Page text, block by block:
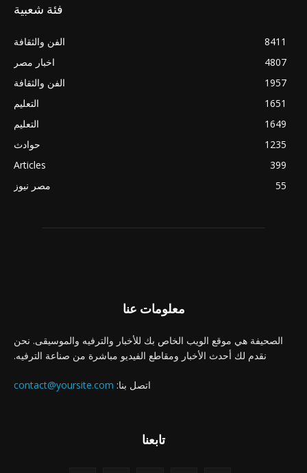
فئة شعبية
الفن والثقافة
8411
اخبار مصر
4807
الفن والثقافة
1957
التعليم
1651
التعليم
1649
حوادث
1235
Articles
399
مصر نيوز
55
معلومات عنا
الصحيفة هي موقع الويب الخاص بك للأخبار والترفيه والموسيقى. نحن
نقدم لك أحدث الأخبار ومقاطع الفيديو مباشرة من صناعة الترفيه.
اتصل بنا: contact@yoursite.com
تابعنا